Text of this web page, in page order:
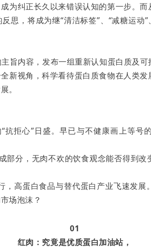
为纠正长久以来错误认知的第一步。
思，将成为继“清洁标签”、“减糖运动
旨内容，发布一组重新认知蛋白质及
新视角，科学看待蛋白质食物在人类
。
抗拒心”日盛。早已与不健康画上等号
部分，无肉不欢的饮食观念能否得到
，高蛋白食品与替代蛋白产业飞速发
场泡沫？
01
红肉：究竟是优质蛋白加油站，